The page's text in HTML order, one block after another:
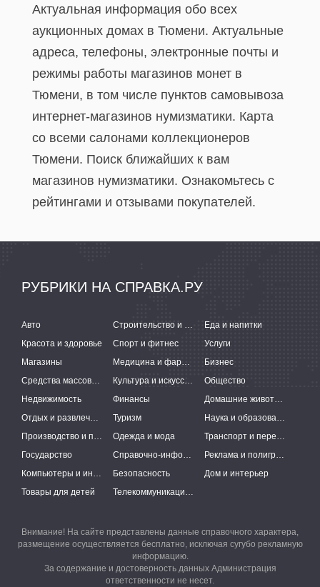
Актуальная информация обо всех
аукционных домах в Тюмени. Актуальные
адреса, телефоны, электронные почты и
режимы работы магазинов монет в
Тюмени, в том числе пунктов самовывоза
интернет-магазинов нумизматики. Карта
со всеми салонами коллекционеров
Тюмени. Поиск ближайших к вам
магазинов нумизматики. Ознакомьтесь с
рейтингами и отзывами покупателей.
РУБРИКИ НА СПРАВКА.РУ
Авто Строительство и ремонт
Еда и напитки
Красота и здоровье
Спорт и фитнес
Услуги
Магазины
Медицина и фармацевтика
Бизнес
Средства массовой информации
Культура и искусство
Общество
Недвижимость
Финансы
Домашние животные
Отдых и развлечения
Туризм
Наука и образование
Производство и поставки
Одежда и мода
Транспорт и перевозки
Государство
Справочно-информационные системы
Реклама и полиграфия
Компьютеры и интернет
Безопасность
Дом и интерьер
Товары для детей
Телекоммуникации и связь
Внимание! На сайте представлены данные справочного характера,
размещение осуществляется бесплатно, исключая сугубо рекламную
информацию.
За содержание и достоверность данных Администрация
ответственности не несет.